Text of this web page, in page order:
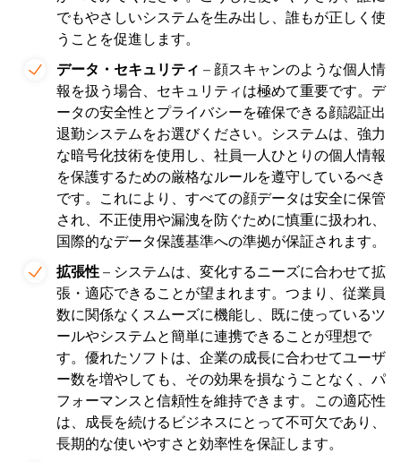
でもやさしいシステムを生み出し、誰もが正しく使
うことを促進します。
データ・セキュリティ – 顔スキャンのような個人情
報を扱う場合、セキュリティは極めて重要です。デ
ータの安全性とプライバシーを確保できる顔認証出
退勤システムをお選びください。システムは、強力
な暗号化技術を使用し、社員一人ひとりの個人情報
を保護するための厳格なルールを遵守しているべき
です。これにより、すべての顔データは安全に保管
され、不正使用や漏洩を防ぐために慎重に扱われ、
国際的なデータ保護基準への準拠が保証されます。
拡張性– システムは、変化するニーズに合わせて拡
張・適応できることが望まれます。つまり、従業員
数に関係なくスムーズに機能し、既に使っているツ
ールやシステムと簡単に連携できることが理想で
す。優れたソフトは、企業の成長に合わせてユーザ
ー数を増やしても、その効果を損なうことなく、パ
フォーマンスと信頼性を維持できます。この適応性
は、成長を続けるビジネスにとって不可欠であり、
長期的な使いやすさと効率性を保証します。